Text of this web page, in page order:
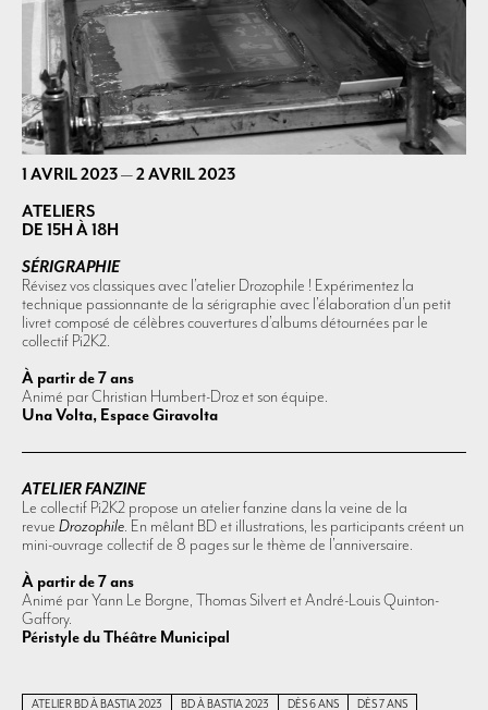
1 AVRIL 2023—2 AVRIL 2023
ATELIERS
DE 15H À 18H
SÉRIGRAPHIE
Révisez vos classiques avec l’atelier Drozophile ! Expérimentez la
technique passionnante de la sérigraphie avec l’élaboration d’un petit
livret composé de célèbres couvertures d’albums détournées par le
collectif Pi2K2.
À partir de 7 ans
Animé par Christian Humbert-Droz et son équipe.
Una Volta, Espace Giravolta
ATELIER FANZINE
Le collectif Pi2K2 propose un atelier fanzine dans la veine de la
revue Drozophile. En mêlant BD et illustrations, les participants créent un
mini-ouvrage collectif de 8 pages sur le thème de l’anniversaire.
À partir de 7 ans
Animé par Yann Le Borgne, Thomas Silvert et André-Louis Quinton-
Gaffory.
Péristyle du Théâtre Municipal
ATELIER BD À BASTIA 2023 BD À BASTIA 2023 DÈS 6 ANS DÈS 7 ANS